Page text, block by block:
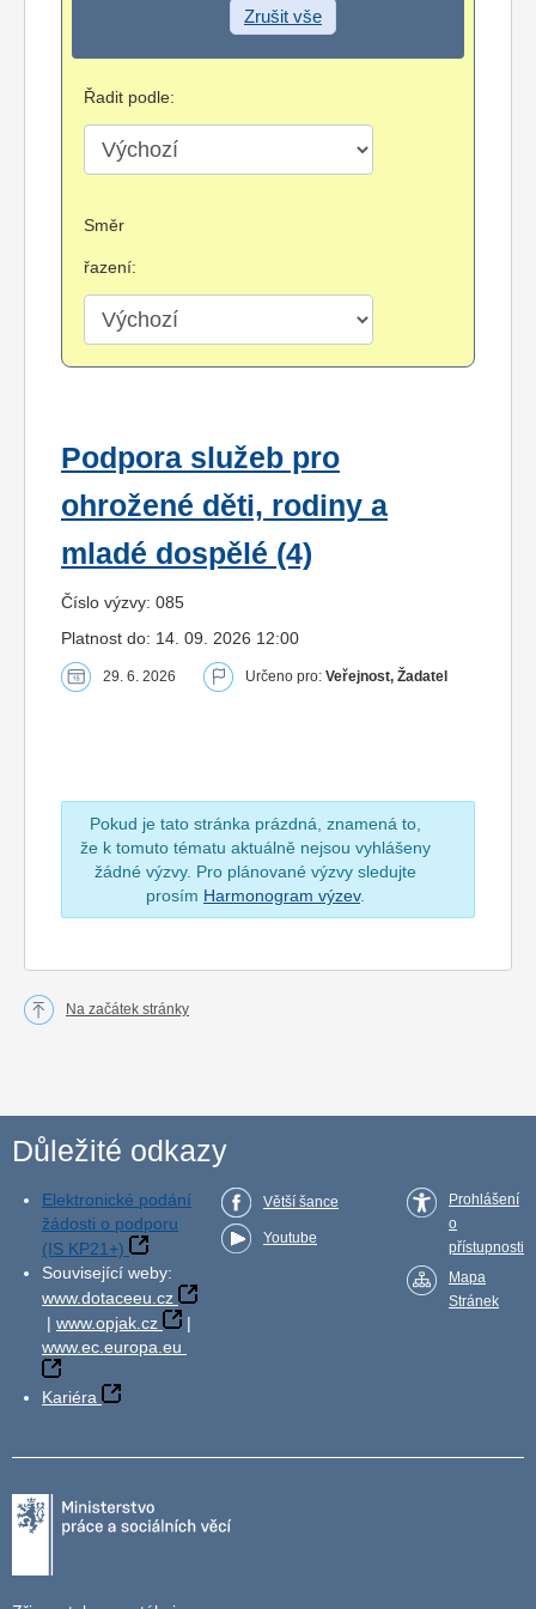
Zrušit vše
Řadit podle:
Směr
řazení:
Podpora služeb pro
ohrožené děti, rodiny a
mladé dospělé (4)
Číslo výzvy: 085
Platnost do: 14. 09. 2026 12:00
29. 6. 2026 Určeno pro: Veřejnost, Žadatel
Pokud je tato stránka prázdná, znamená to,
že k tomuto tématu aktuálně nejsou vyhlášeny
žádné výzvy. Pro plánované výzvy sledujte
prosím Harmonogram výzev.
Na začátek stránky
Důležité odkazy
Elektronické podání
žádosti o podporu
(IS KP21+)
Související weby:
www.dotaceeu.cz
| www.opjak.cz
|
www.ec.europa.eu
Kariéra
Větší šance
Youtube
Prohlášení
o
přístupnosti
Mapa
Stránek